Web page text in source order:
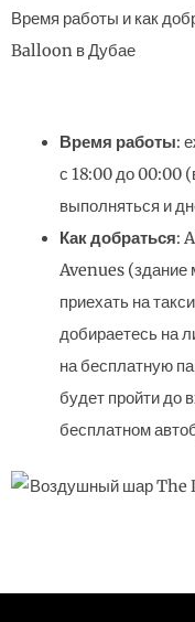
Время работы и как
Balloon в Дубае
Время работы:
с 18:00 до 00:00
выполняться и
Как добраться:
Avenues
приехать на
добираетесь на
на бесплатную
будет пройти до
бесплатном